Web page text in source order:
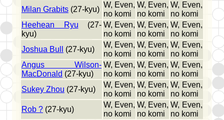
Milan Grabits (27-kyu)
W, Even,
no komi
W, Even,
no komi
W, Even,
no komi
Heehean Ryu (27-
kyu)
W, Even,
no komi
W, Even,
no komi
W, Even,
no komi
Joshua Bull
(27-kyu)
W, Even,
no komi
W, Even,
no komi
W, Even,
no komi
Angus Wilson-
MacDonald (27-kyu)
W, Even,
no komi
W, Even,
no komi
W, Even,
no komi
Sukey Zhou (27-kyu)
W, Even,
no komi
W, Even,
no komi
W, Even,
no komi
Rob ? (27-kyu)
W, Even,
no komi
W, Even,
no komi
W, Even,
no komi